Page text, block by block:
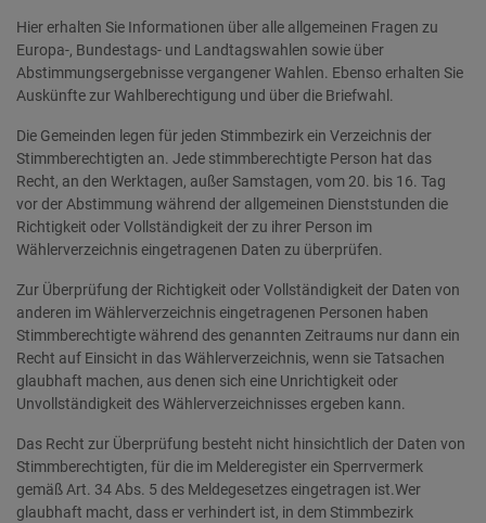
Hier erhalten Sie Informationen über alle allgemeinen Fragen zu
Europa-, Bundestags- und Landtagswahlen sowie über
Abstimmungsergebnisse vergangener Wahlen. Ebenso erhalten Sie
Auskünfte zur Wahlberechtigung und über die Briefwahl.
Die Gemeinden legen für jeden Stimmbezirk ein Verzeichnis der
Stimmberechtigten an. Jede stimmberechtigte Person hat das
Recht, an den Werktagen, außer Samstagen, vom 20. bis 16. Tag
vor der Abstimmung während der allgemeinen Dienststunden die
Richtigkeit oder Vollständigkeit der zu ihrer Person im
Wählerverzeichnis eingetragenen Daten zu überprüfen.
Zur Überprüfung der Richtigkeit oder Vollständigkeit der Daten von
anderen im Wählerverzeichnis eingetragenen Personen haben
Stimmberechtigte während des genannten Zeitraums nur dann ein
Recht auf Einsicht in das Wählerverzeichnis, wenn sie Tatsachen
glaubhaft machen, aus denen sich eine Unrichtigkeit oder
Unvollständigkeit des Wählerverzeichnisses ergeben kann.
Das Recht zur Überprüfung besteht nicht hinsichtlich der Daten von
Stimmberechtigten, für die im Melderegister ein Sperrvermerk
gemäß Art. 34 Abs. 5 des Meldegesetzes eingetragen ist.Wer
glaubhaft macht, dass er verhindert ist, in dem Stimmbezirk